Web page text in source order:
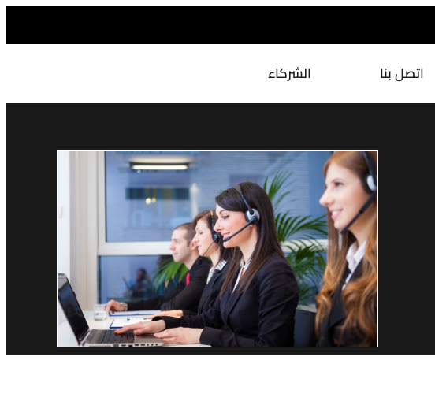
اتصل بنا الشركاء